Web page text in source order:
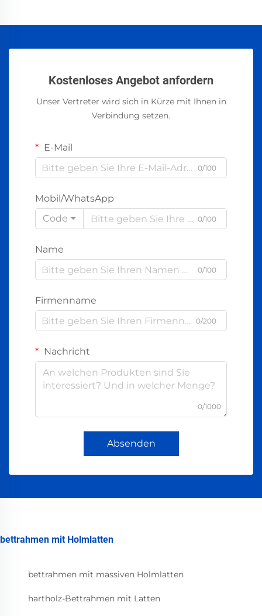
Kostenloses Angebot anfordern
Unser Vertreter wird sich in Kürze mit Ihnen in
Verbindung setzen.
E-Mail
0/100
Mobil/WhatsApp
Code
0/100
Name
0/100
Firmenname
0/200
Nachricht
0/1000
Absenden
bettrahmen mit Holmlatten
bettrahmen mit massiven Holmlatten
hartholz-Bettrahmen mit Latten